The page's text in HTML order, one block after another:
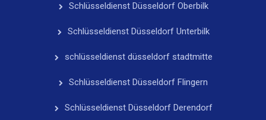
Schlüsseldienst Düsseldorf Oberbilk
Schlüsseldienst Düsseldorf Unterbilk
schlüsseldienst düsseldorf stadtmitte
Schlüsseldienst Düsseldorf Flingern
Schlüsseldienst Düsseldorf Derendorf